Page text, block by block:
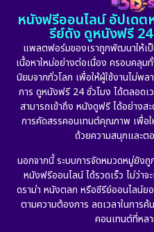
หนังฟรีออนไลน์ อัปเดต
รีย์ดัง ดูหนังฟรี
แพลตฟอร์มของเราถูกพัฒนาให้เ
เนื้อหาใหม่อย่างต่อเนื่อง ครอบคลุ
นิยมจากทั่วโลก เพื่อให้ผู้ใช้งานไม่พ
การ ดูหนังฟรี 24 ชั่วโมง ได้ตลอดเ
สามารถเข้าถึง หนังดูฟรี ได้อย่าง
การคัดสรรคอนเทนต์คุณภาพ เพื่อ
ด้วยความสนุกและต
นอกจากนี้ ระบบการจัดหมวดหมู่ยังถู
หนังฟรีออนไลน์ ได้รวดเร็ว ไม่ว่า
ดราม่า หนังตลก หรือซีรีย์ออนไลน์
ตามความต้องการ ลดเวลาในการค้
คอนเทนต์ที่หล